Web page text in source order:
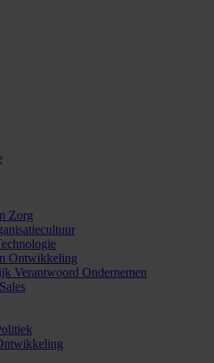
Zorg
Ontwikkeling
Verantwoord Ondernemen